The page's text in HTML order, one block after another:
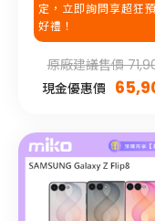
定，立即詢問享超狂
好禮！
原廠建議售價
現金優惠價